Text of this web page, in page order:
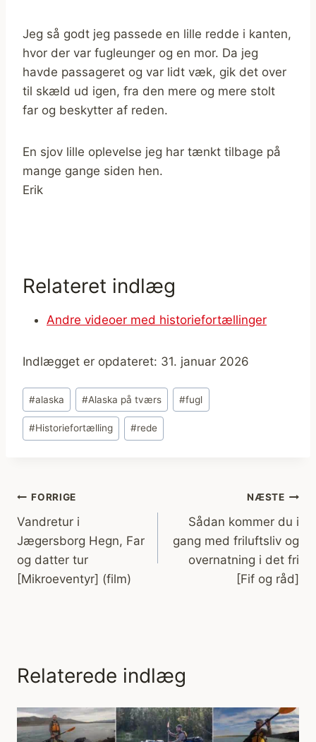
Jeg så godt jeg passede en lille redde i kanten,
hvor der var fugleunger og en mor. Da jeg
havde passageret og var lidt væk, gik det over
til skæld ud igen, fra den mere og mere stolt
far og beskytter af reden.
En sjov lille oplevelse jeg har tænkt tilbage på
mange gange siden hen.
Erik
Relateret indlæg
Andre videoer med historiefortællinger
Indlægget er opdateret: 31. januar 2026
Indlæg-
tags:
#alaska #Alaska på tværs #fugl
#Historiefortælling #rede
Indlægsnavigation
FORRIGE
Vandretur i
Jægersborg Hegn, Far
og datter tur
[Mikroeventyr] (film)
NÆSTE
Sådan kommer du i
gang med friluftsliv og
overnatning i det fri
[Fif og råd]
Relaterede indlæg